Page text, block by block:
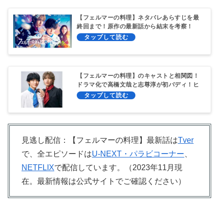
【フェルマーの料理】ネタバレあらすじを最
終回まで！原作の最新話から結末を考察！
【フェルマーの料理】のキャストと相関図！
ドラマ化で高橋文哉と志尊淳が初バディ！ヒ
ロインは？
見逃し配信：【フェルマーの料理】最新話はTver
で、全エピソードはU-NEXT・パラビコーナー、
NETFLIXで配信しています。（2023年11月現
在。最新情報は公式サイトでご確認ください）